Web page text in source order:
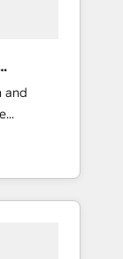
and
we